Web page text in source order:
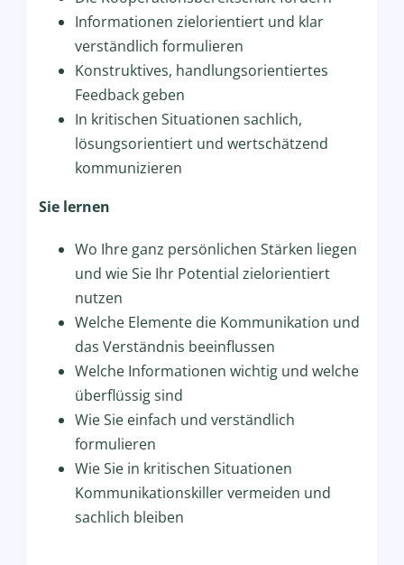
Informationen zielorientiert und klar
verständlich formulieren
Konstruktives, handlungsorientiertes
Feedback geben
In kritischen Situationen sachlich,
lösungsorientiert und wertschätzend
kommunizieren
Sie lernen
Wo Ihre ganz persönlichen Stärken liegen
und wie Sie Ihr Potential zielorientiert
nutzen
Welche Elemente die Kommunikation und
das Verständnis beeinflussen
Welche Informationen wichtig und welche
überflüssig sind
Wie Sie einfach und verständlich
formulieren
Wie Sie in kritischen Situationen
Kommunikationskiller vermeiden und
sachlich bleiben